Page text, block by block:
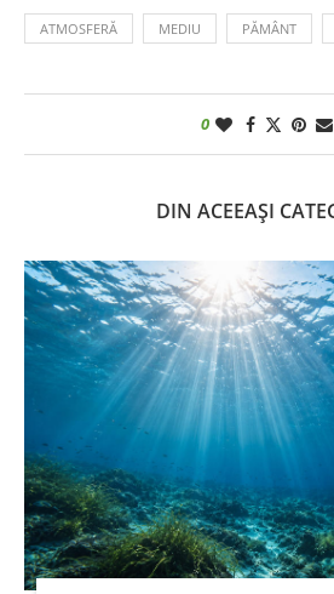
ATMOSFERĂ MEDIU PĂMÂNT
0
DIN ACEEAȘI